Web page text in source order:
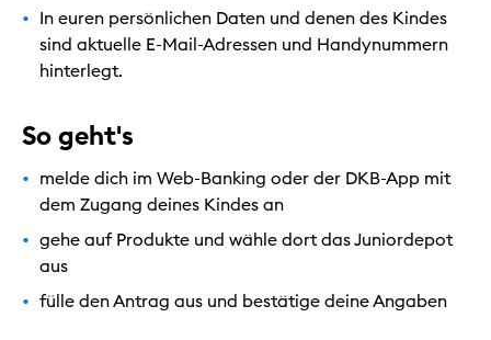
In euren persönlichen Daten und denen des Kindes
sind aktuelle E-Mail-Adressen und Handynummern
hinterlegt.
So geht's
melde dich im Web-Banking oder der DKB-App mit
dem Zugang deines Kindes an
gehe auf Produkte und wähle dort das Juniordepot
aus
fülle den Antrag aus und bestätige deine Angaben